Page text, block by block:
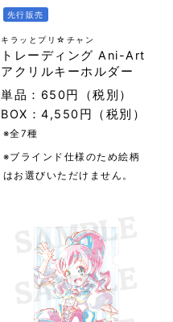
キラッとプリ☆チャン
トレーディング Ani-Art
アクリルキーホルダー
先行販売
単品：650円（税別）
BOX：4,550円（税別）
※全7種
※ブラインド仕様のため絵柄
はお選びいただけません。